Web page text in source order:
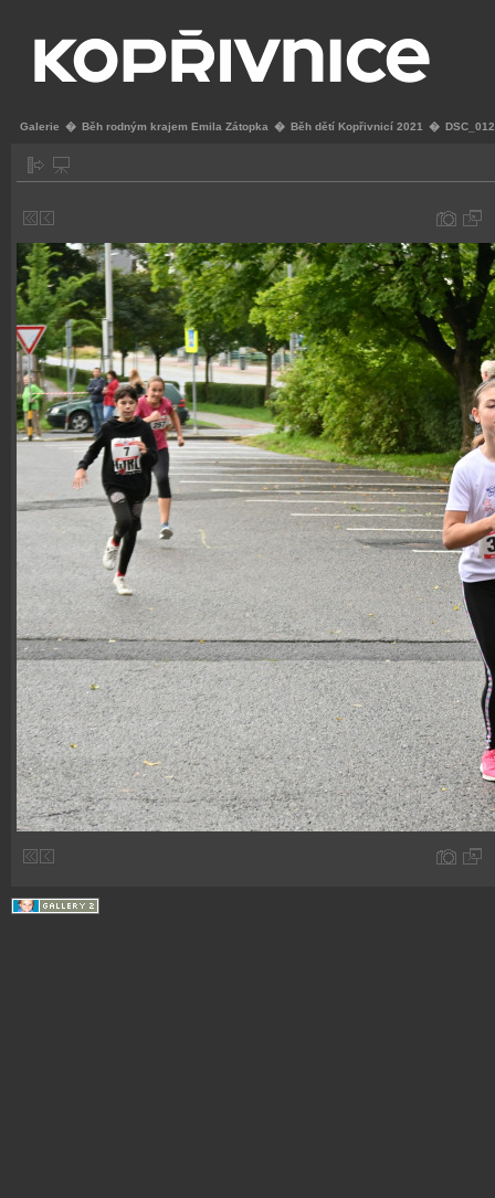
Galerie � Běh rodným krajem Emila Zátopka � Běh dětí Kopřivnicí 2021 �